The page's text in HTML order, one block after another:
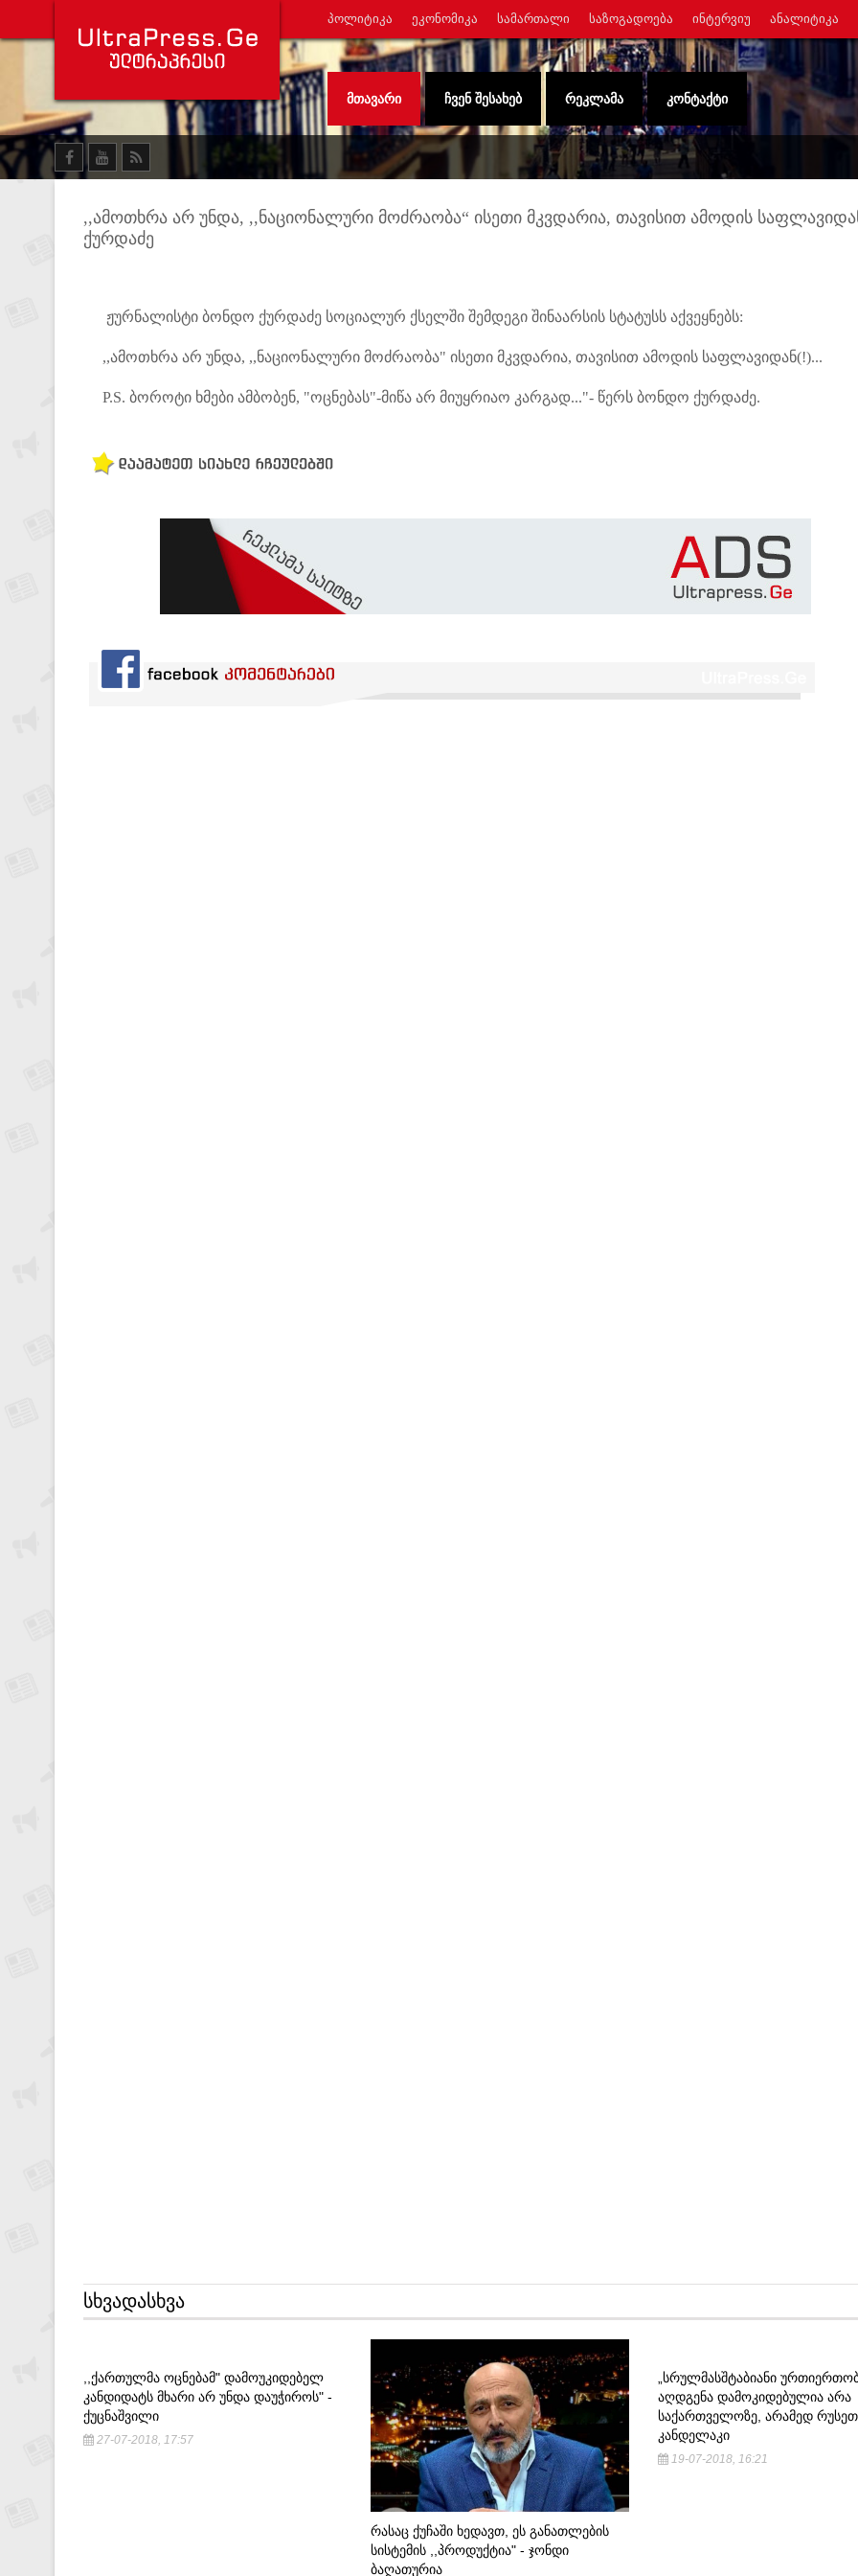
ᲞᲝᲚᲘᲢᲘᲙᲐ ᲔᲙᲝᲜᲝᲛᲘᲙᲐ ᲡᲐᲛᲐᲠᲗᲐᲚᲘ ᲡᲐᲖᲝᲒᲐᲓᲝᲔᲑᲐ ᲘᲜᲢᲔᲠᲕᲘᲣ ᲐᲜᲐᲚᲘᲢᲘᲙᲐ
ᲛᲗᲐᲕᲐᲠᲘ ᲩᲕᲔᲜ ᲨᲔᲡᲐᲮᲔᲑ ᲠᲔᲙᲚᲐᲛᲐ ᲙᲝᲜᲢᲐᲥᲢᲘ
,,ამოთხრა არ უნდა, ,,ნაციონალური მოძრაობა“ ისეთი მკვდარია, თავისით ამოდის
ქურდაძე
ჟურნალისტი ბონდო ქურდაძე სოციალურ ქსელში შემდეგი შინაარსის სტატუსს აქვეყნებს:
,,ამოთხრა არ უნდა, ,,ნაციონალური მოძრაობა" ისეთი მკვდარია, თავისით ამოდის საფლავიდან(!)...
P.S. ბოროტი ხმები ამბობენ, "ოცნებას"-მიწა არ მიუყრიაო კარგად..."- წერს ბონდო ქურდაძე.
ᲡᲮᲕᲐᲓᲐᲡᲮᲕᲐ
,,ᲥᲐᲠᲗᲣᲚᲛᲐ ᲝᲪᲜᲔᲑᲐᲛ" ᲓᲐᲛᲝᲣᲙᲘᲓᲔᲑᲔᲚ
ᲙᲐᲜᲓᲘᲓᲐᲢᲡ ᲛᲮᲐᲠᲘ ᲐᲠ ᲣᲜᲓᲐ ᲓᲐᲣᲭᲘᲠᲝᲡ" -
ᲥᲣᲪᲜᲐᲨᲕᲘᲚᲘ
27-07-2018, 17:57
ᲠᲐᲡᲐᲪ ᲥᲣᲩᲐᲨᲘ ᲮᲔᲓᲐᲕᲗ, ᲔᲡ ᲒᲐᲜᲐᲗᲚᲔᲑᲘᲡ
ᲡᲘᲡᲢᲔᲛᲘᲡ ,,ᲞᲠᲝᲓᲣᲥᲢᲘᲐ" - ᲯᲝᲜᲓᲘ
ᲑᲐᲦᲐᲗᲣᲠᲘᲐ
„ᲡᲠᲣᲚᲛᲐᲡᲨᲢᲐᲑᲘᲐᲜᲘ
ᲐᲦᲓᲒᲔᲜᲐ ᲓᲐᲛᲝᲙᲘᲓᲔᲑᲣᲚᲘᲐ ᲐᲠᲐ
ᲡᲐᲥᲐᲠᲗᲕᲔᲚᲝᲖᲔ, ᲐᲠᲐᲛᲔᲓ
ᲙᲐᲜᲓᲔᲚᲐᲙᲘ
19-07-2018, 16:21